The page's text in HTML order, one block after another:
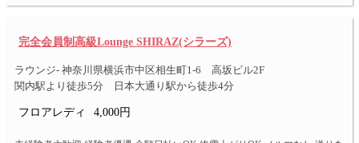
完全会員制高級Lounge SHIRAZ(シラーズ)
ラウンジ- 神奈川県横浜市中区相生町1-6 高坂ビル2F
関内駅より徒歩5分 日本大通り駅から徒歩4分
フロアレディ 4,000円